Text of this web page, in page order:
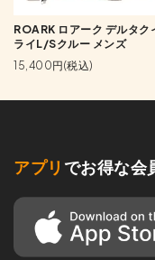
ROARK ロアーク デルタク
ライL/Sクルー メンズ
15,400円(税込)
アプリ でお得な会